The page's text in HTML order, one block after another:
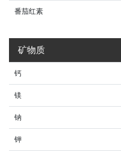
番茄红素
矿物质
钙
镁
钠
钾